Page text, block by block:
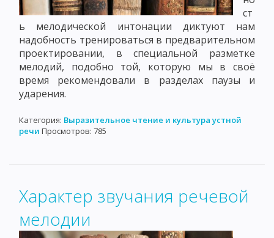
ст
ь мелодической интонации диктуют нам
надобность тренироваться в предварительном
проектировании, в специальной разметке
мелодий, подобно той, которую мы в своё
время рекомендовали в разделах паузы и
ударения.
Категория: Выразительное чтение и культура устной
речи Просмотров: 785
Характер звучания речевой
мелодии